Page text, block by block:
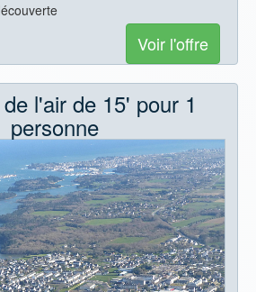
Voir l'offre
l'air de 15' pour 1
personne